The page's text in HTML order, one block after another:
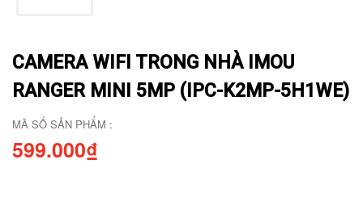
CAMERA WIFI TRONG NHÀ IMOU
RANGER MINI 5MP (IPC-K2MP-5H1WE)
MÃ SỐ SẢN PHẨM :
599.000₫